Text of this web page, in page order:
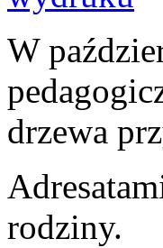
W
drzewa
rodziny.